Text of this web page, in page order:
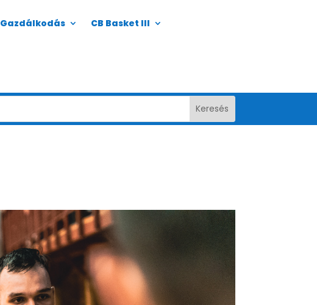
Gazdálkodás CB Basket III